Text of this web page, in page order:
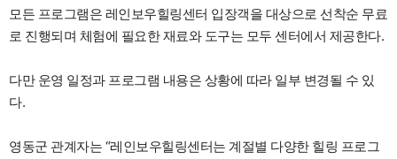
모든 프로그램은 레인보우힐링센터 입장객을 대상으로 선착순 무료
로 진행되며 체험에 필요한 재료와 도구는 모두 센터에서 제공한다.
다만 운영 일정과 프로그램 내용은 상황에 따라 일부 변경될 수 있
다.
영동군 관계자는 “레인보우힐링센터는 계절별 다양한 힐링 프로그